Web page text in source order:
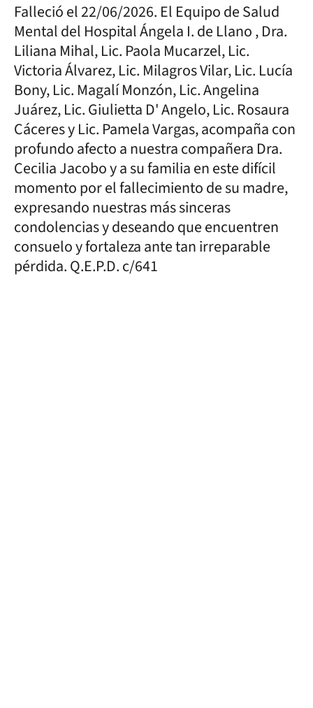
Falleció el 22/06/2026. El Equipo de Salud
Mental del Hospital Ángela I. de Llano , Dra.
Liliana Mihal, Lic. Paola Mucarzel, Lic.
Victoria Álvarez, Lic. Milagros Vilar, Lic. Lucía
Bony, Lic. Magalí Monzón, Lic. Angelina
Juárez, Lic. Giulietta D' Angelo, Lic. Rosaura
Cáceres y Lic. Pamela Vargas, acompaña con
profundo afecto a nuestra compañera Dra.
Cecilia Jacobo y a su familia en este difícil
momento por el fallecimiento de su madre,
expresando nuestras más sinceras
condolencias y deseando que encuentren
consuelo y fortaleza ante tan irreparable
pérdida. Q.E.P.D. c/641